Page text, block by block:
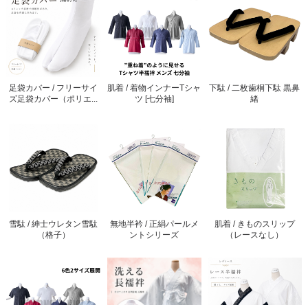
足袋カバー / フリーサイ
ズ足袋カバー（ポリエ...
肌着 / 着物インナーTシャ
ツ [七分袖]
下駄 / 二枚歯桐下駄 黒鼻
緒
雪駄 / 紳士ウレタン雪駄
（格子）
無地半衿 / 正絹パールメ
ントシリーズ
肌着 / きものスリップ
（レースなし）